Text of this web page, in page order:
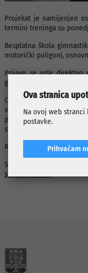
Projekat je namijenjen
termini treninga su
Besplatna škola
motorički poligoni,
Prijave se vrše direktno
gimnastiku, te boca sa
Cilj projekta je
velikog značaja upravo u
pripreme i usvoje
struktura kretanja, što će
Realizatori besplatne
Sve dodatne
sport@csrsa.ba
Ova stranica
Na ovoj web
postavke.
Prihvaćam